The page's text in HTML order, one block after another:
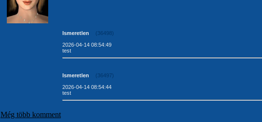
Ismeretlen
(36498)
2026-04-14 08:54:49
test
Ismeretlen
(36497)
2026-04-14 08:54:44
test
Még több komment